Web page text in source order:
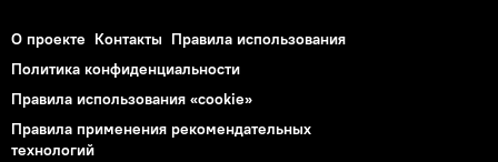
О проекте Контакты Правила использования
Политика конфиденциальности
Правила использования «cookie»
Правила применения рекомендательных
технологий